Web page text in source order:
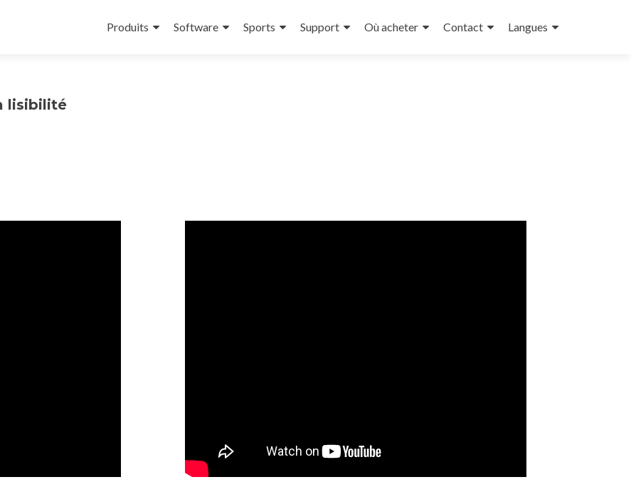
au
Produits Software Sports Support Où acheter Contact Langues
lisibilité